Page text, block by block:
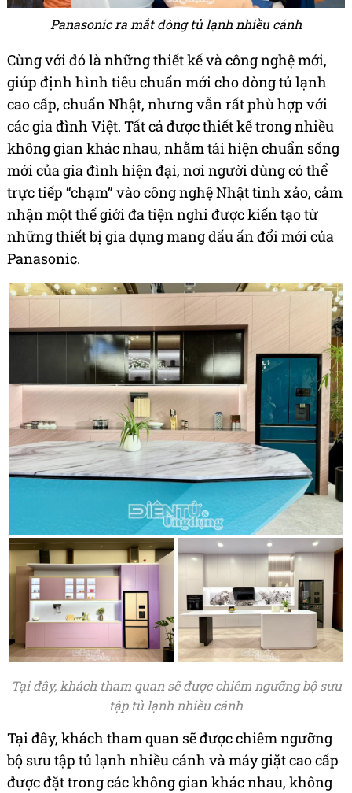
Panasonic ra mắt dòng tủ lạnh nhiều cánh
Cùng với đó là những thiết kế và công nghệ mới,
giúp định hình tiêu chuẩn mới cho dòng tủ lạnh
cao cấp, chuẩn Nhật, nhưng vẫn rất phù hợp với
các gia đình Việt. Tất cả được thiết kế trong nhiều
không gian khác nhau, nhằm tái hiện chuẩn sống
mới của gia đình hiện đại, nơi người dùng có thể
trực tiếp “chạm” vào công nghệ Nhật tinh xảo, cảm
nhận một thế giới đa tiện nghi được kiến tạo từ
những thiết bị gia dụng mang dấu ấn đổi mới của
Panasonic.
Tại đây, khách tham quan sẽ được chiêm ngưỡng bộ sưu
tập tủ lạnh nhiều cánh
Tại đây, khách tham quan sẽ được chiêm ngưỡng
bộ sưu tập tủ lạnh nhiều cánh và máy giặt cao cấp
được đặt trong các không gian khác nhau, không